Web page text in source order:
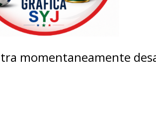
momentaneamente